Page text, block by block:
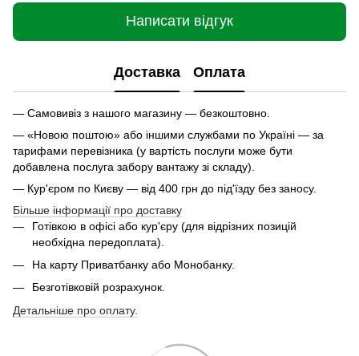
Написати відгук
Доставка Оплата
— Самовивіз з нашого магазину — безкоштовно.
— «Новою поштою» або іншими службами по Україні — за
тарифами перевізника (у вартість послуги може бути
добавлена послуга забору вантажу зі складу).
— Кур'єром по Києву — від 400 грн до під'їзду без заносу.
Більше інформації про доставку
Готівкою в офісі або кур'єру (для відрізних позицій
необхідна передоплата).
На карту Приватбанку або Монобанку.
Безготівковій розрахунок.
Детальніше про оплату.